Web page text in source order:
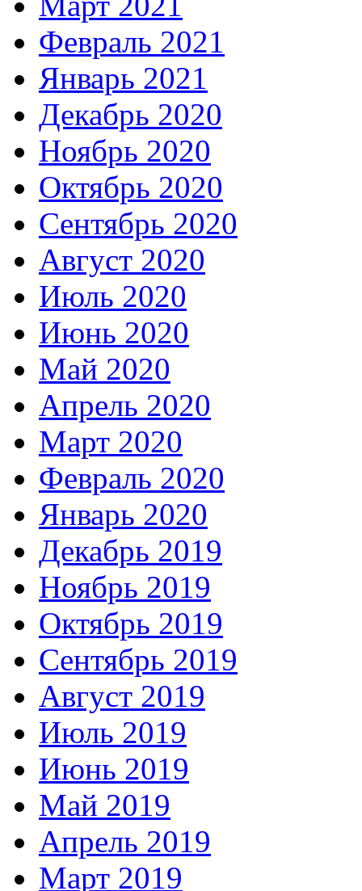
Февраль 2021
Январь 2021
Декабрь 2020
Ноябрь 2020
Октябрь 2020
Сентябрь 2020
Август 2020
Июль 2020
Июнь 2020
Май 2020
Апрель 2020
Март 2020
Февраль 2020
Январь 2020
Декабрь 2019
Ноябрь 2019
Октябрь 2019
Сентябрь 2019
Август 2019
Июль 2019
Июнь 2019
Май 2019
Апрель 2019
Март 2019